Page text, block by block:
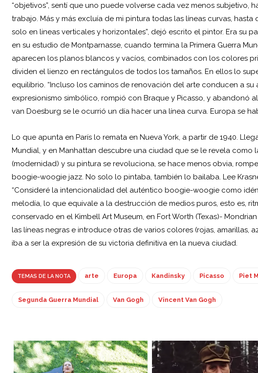
“objetivos”, sentí que uno puede volverse cada vez menos subjetivo,
trabajo. Más y más excluía de mi pintura todas las líneas curvas,
solo en lineas verticales y horizontales”, dejó escrito el pintor. Era su
en su estudio de Montparnasse, cuando termina la Primera Guerra
aparecen los planos blancos y vacíos, combinados con los colores
dividen el lienzo en rectángulos de todos los tamaños. En ellos lo
equilibrio. “Incluso los caminos de renovación del arte conducen a su
expresionismo simbólico, rompió con Braque y Picasso, y abandonó
van Doesburg se le ocurrió un día hacer una línea curva. Europa se
Lo que apunta en París lo remata en Nueva York, a partir de 1940.
Mundial, y en Manhattan descubre una ciudad que se le revela como
(modernidad) y su pintura se revoluciona, se hace menos obvia,
boogie-woogie jazz. No solo lo pintaba, también lo bailaba. Lee
“Consideré la intencionalidad del auténtico boogie-woogie como
melodía, lo que equivale a la destrucción de medios puros, esto es,
conservado en el Kimbell Art Museum, en Fort Worth (Texas)-
las líneas negras e introduce otras de varios colores (rojas, amarillas,
iba a ser la expresión de su victoria definitiva en la nueva ciudad.
TEMAS DE LA NOTA arte Europa Kandinsky Picasso Piet
Segunda Guerra Mundial Van Gogh Vincent Van Gogh